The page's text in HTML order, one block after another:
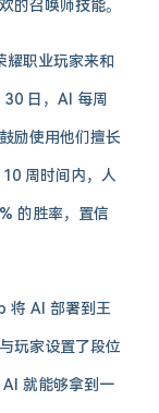
的召唤师技能。
耀职业玩家来和
日，AI 每周
励使用他们擅长
周时间内，人
的胜率，置信
将 AI 部署到王
玩家设置了段位
就能够拿到一